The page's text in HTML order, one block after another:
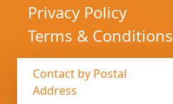
Privacy Policy
Terms & Conditions
Contact by Postal
Address